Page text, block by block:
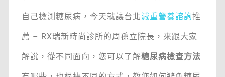
自己檢測糖尿病，今天就讓台北減重營養諮詢推
薦 – RX瑞新時尚診所的周孫立院長，來跟大家
解說，從不同面向，您可以了解糖尿病檢查方法